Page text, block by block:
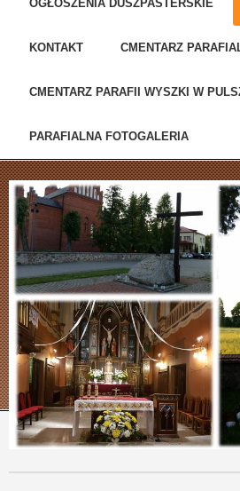
OGŁOSZENIA DUSZPASTERSKIE
KONTAKT CMENTARZ
CMENTARZ PARAFII WYSZKI W
PARAFIALNA FOTOGALERIA